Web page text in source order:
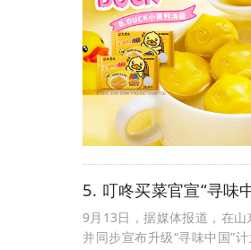
5. 叮咚买菜官宣“寻味
9月13日，据媒体报道，在
并同步宣布升级“寻味中国”